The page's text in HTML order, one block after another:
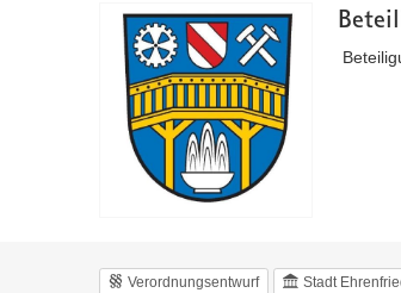
Verordnungsentwurf Stadt